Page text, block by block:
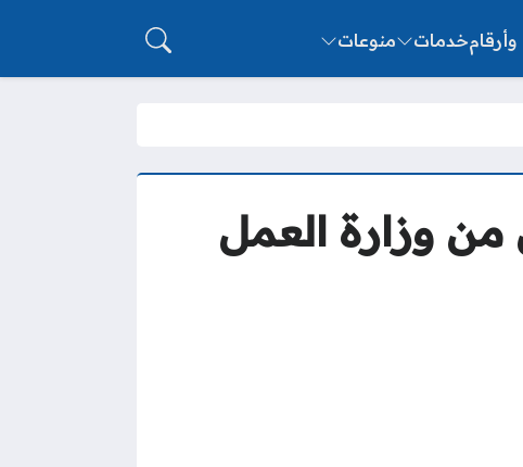
خدمات منوعات
من وزارة العمل